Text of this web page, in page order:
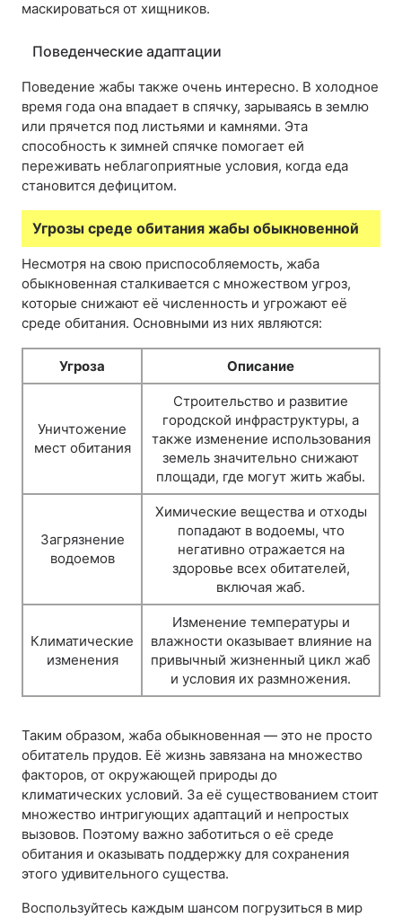
маскироваться от хищников.
Поведенческие адаптации
Поведение жабы также очень интересно. В холодное
время года она впадает в спячку, зарываясь в землю
или прячется под листьями и камнями. Эта
способность к зимней спячке помогает ей
переживать неблагоприятные условия, когда еда
становится дефицитом.
Угрозы среде обитания жабы обыкновенной
Несмотря на свою приспособляемость, жаба
обыкновенная сталкивается с множеством угроз,
которые снижают её численность и угрожают её
среде обитания. Основными из них являются:
Угроза Описание
Уничтожение
мест обитания
Строительство и развитие
городской инфраструктуры, а
также изменение использования
земель значительно снижают
площади, где могут жить жабы.
Загрязнение
водоемов
Химические вещества и отходы
попадают в водоемы, что
негативно отражается на
здоровье всех обитателей,
включая жаб.
Климатические
изменения
Изменение температуры и
влажности оказывает влияние на
привычный жизненный цикл жаб
и условия их размножения.
Таким образом, жаба обыкновенная — это не просто
обитатель прудов. Её жизнь завязана на множество
факторов, от окружающей природы до
климатических условий. За её существованием стоит
множество интригующих адаптаций и непростых
вызовов. Поэтому важно заботиться о её среде
обитания и оказывать поддержку для сохранения
этого удивительного существа.
Воспользуйтесь каждым шансом погрузиться в мир